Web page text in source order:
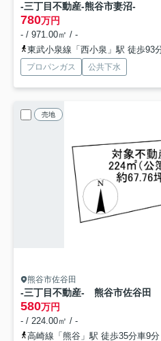
-三丁目不動産-熊谷市妻沼-
780万円
- / 971.00㎡ / -
東武小泉線「西小泉」駅 徒歩93
プロパンガス 公共下水
売地
熊谷市佐谷田
-三丁目不動産- 熊谷市佐谷田
580万円
- / 224.00㎡ / -
高崎線「熊谷」駅 徒歩35分車9